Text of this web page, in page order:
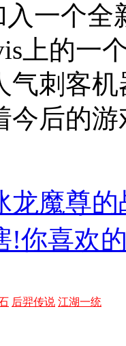
一个全
上的一
气刺客
今后的
龙魔尊的
!你喜欢
后羿传说 江湖一统